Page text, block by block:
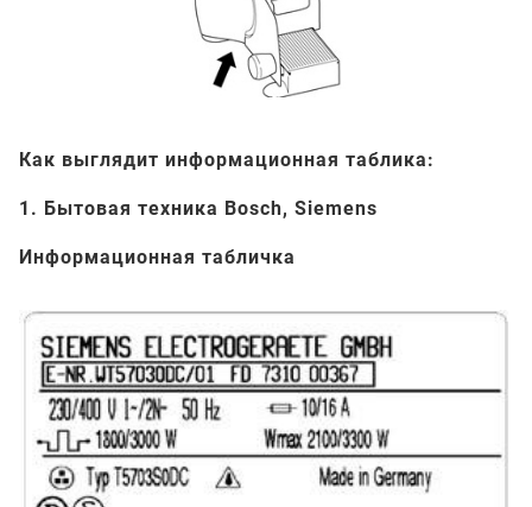
Как выглядит информационная таблика:
1. Бытовая техника Bosch, Siemens
Информационная табличка